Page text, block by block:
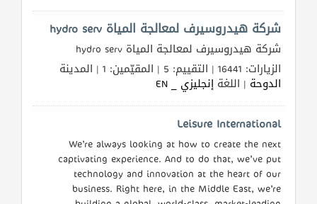
شركة هيدروسيرف لمعالجة المياة hydro serv
شركة هيدروسيرف لمعالجة المياة hydro serv
الزيارات: 16441 | التقييم: 5 | المقيّمين: 1 | المدينة
الدوحة | اللغة إنجليزي _ EN
Leisure International
We’re always looking at how to create the next
captivating experience. And to do that, we’ve put
technology and innovation at the heart of our
business. Right here, in the Middle East, we’re